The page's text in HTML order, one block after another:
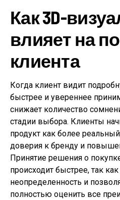
Как 3D-
влияет на
клиента
Когда клиент видит
быстрее и увереннее
снижает количество
стадии выбора. Клиенты
продукт как более
доверия к бренду и
Принятие решения о
происходит быстрее, так
неопределенность и
полностью оценить все